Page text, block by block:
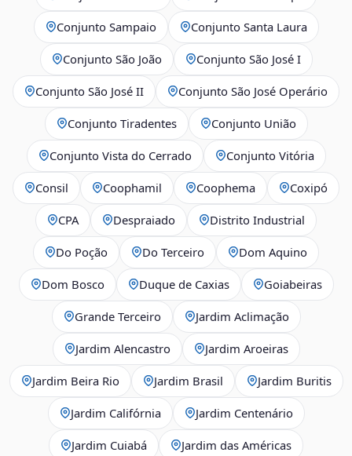
Conjunto Sampaio Conjunto Santa Laura
Conjunto São João Conjunto São José I
Conjunto São José II Conjunto São José Operário
Conjunto Tiradentes Conjunto União
Conjunto Vista do Cerrado Conjunto Vitória
Consil Coophamil Coophema Coxipó
CPA Despraiado Distrito Industrial
Do Poção Do Terceiro Dom Aquino
Dom Bosco Duque de Caxias Goiabeiras
Grande Terceiro Jardim Aclimação
Jardim Alencastro Jardim Aroeiras
Jardim Beira Rio Jardim Brasil Jardim Buritis
Jardim Califórnia Jardim Centenário
Jardim Cuiabá Jardim das Américas